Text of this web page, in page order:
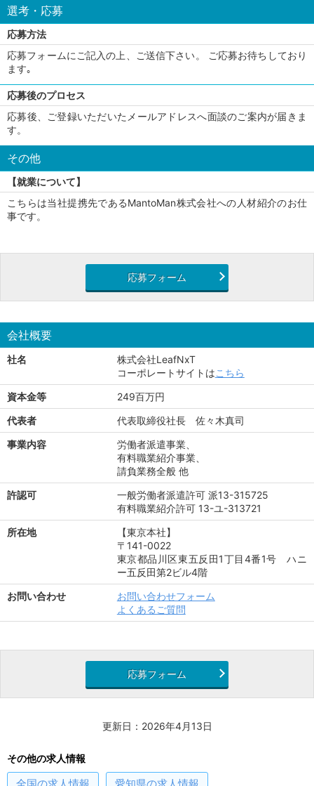
選考・応募
応募方法
応募フォームにご記入の上、ご送信下さい。 ご応募お待ちしており
ます｡
応募後のプロセス
応募後、ご登録いただいたメールアドレスへ面談のご案内が届きま
す。
その他
【就業について】
こちらは当社提携先であるMantoMan株式会社への人材紹介のお仕
事です。
応募フォーム
会社概要
社名
株式会社LeafNxT
コーポレートサイトはこちら
資本金等
249百万円
代表者
代表取締役社長 佐々木真司
事業内容
労働者派遣事業、
有料職業紹介事業、
請負業務全般 他
許認可
一般労働者派遣許可 派13-315725
有料職業紹介許可 13-ユ-313721
所在地
【東京本社】
〒141-0022
東京都品川区東五反田1丁目4番1号 ハニ
ー五反田第2ビル4階
お問い合わせ
お問い合わせフォーム
よくあるご質問
応募フォーム
更新日：2026年4月13日
その他の求人情報